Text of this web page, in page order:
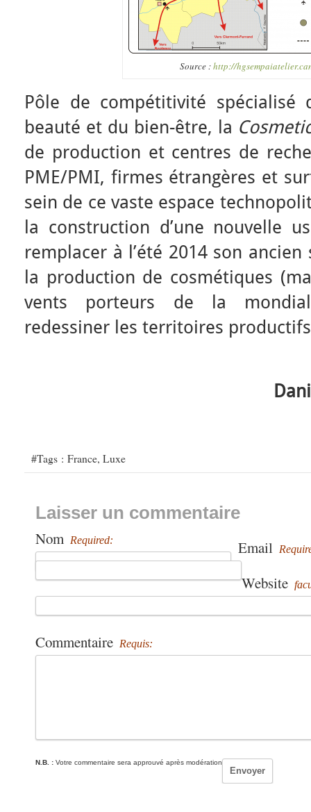
Source :http://
Pôle de compétitivité spécialisé
beauté et du bien-être, la
de production et centres de
PME/PMI, firmes étrangères et
sein de ce vaste espace
la construction d’une nouvelle
remplacer à l’été 2014 son
la production de cosmétiques
vents porteurs de la
redessiner les territoires
#Tags : France, Luxe
Laisser un commentaire
Nom Required: Email
Website
Commentaire Requis:
N.B. : Votre commentaire sera approuvé après modération